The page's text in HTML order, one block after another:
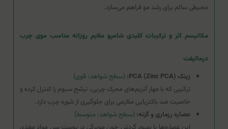
محیطی سالم برای رشد مو فراهم می‌سازد.
مکانیسم اثر و ترکیبات کلیدی شامپو ملایم روزانه مناسب موی چرب
درمالیفت
زینک PCA (Zinc PCA):
(سطح شواهد: قوی)
ترکیبی که با مهار آنزیم‌های محرک چربی، ترشح سبوم را کنترل کرده و
خاصیت ضد باکتریایی ملایمی برای جلوگیری از شوره چرب دارد.
عصاره رزماری و گزنه:(سطح شواهد: متوسط)